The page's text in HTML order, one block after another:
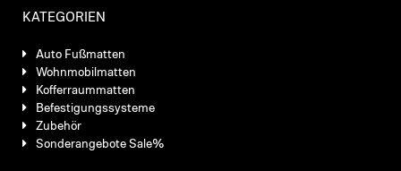
KATEGORIEN
Auto Fußmatten
Wohnmobilmatten
Kofferraummatten
Befestigungssysteme
Zubehör
Sonderangebote Sale%